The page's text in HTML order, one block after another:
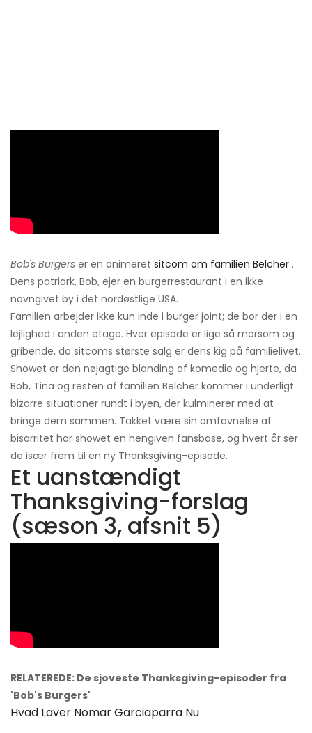
Bob's Burgers er en animeret sitcom om familien Belcher .
Dens patriark, Bob, ejer en burgerrestaurant i en ikke
navngivet by i det nordøstlige USA.
Familien arbejder ikke kun inde i burger joint; de bor der i en
lejlighed i anden etage. Hver episode er lige så morsom og
gribende, da sitcoms største salg er dens kig på familielivet.
Showet er den nøjagtige blanding af komedie og hjerte, da
Bob, Tina og resten af ​​familien Belcher kommer i underligt
bizarre situationer rundt i byen, der kulminerer med at
bringe dem sammen. Takket være sin omfavnelse af
bisarritet har showet en hengiven fansbase, og hvert år ser
de især frem til en ny Thanksgiving-episode.
Et uanstændigt
Thanksgiving-forslag
(sæson 3, afsnit 5)
RELATEREDE: De sjoveste Thanksgiving-episoder fra
'Bob's Burgers'
Hvad Laver Nomar Garciaparra Nu